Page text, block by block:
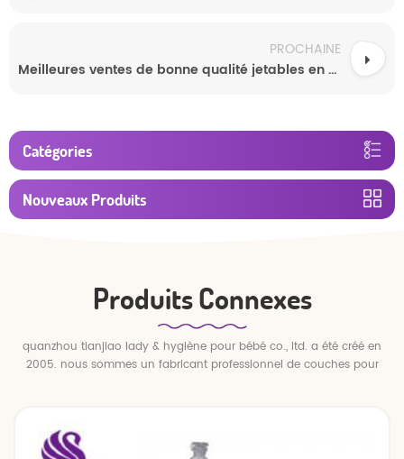
PROCHAINE
Meilleures ventes de bonne qualité jetables en vente chaude super douces colorées pour nouveau-nés couches pour bébé endormi
Catégories
Nouveaux Produits
Produits Connexes
quanzhou tianjiao lady & hygiène pour bébé co., ltd. a été créé en
2005. nous sommes un fabricant professionnel de couches pour